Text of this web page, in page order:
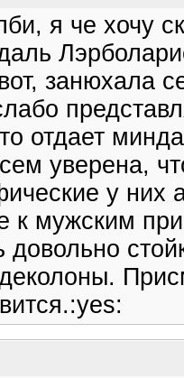
я че хочу
занюхала
отдает
уверена,
у них
к мужским